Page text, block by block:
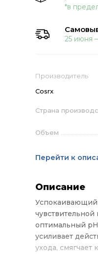
Производитель
Cosrx
Страна
Объем
Перейти к
*в
25 июня
Описание
Успокаивающий
чувствительной
оптимальный
усиливает
ухода,